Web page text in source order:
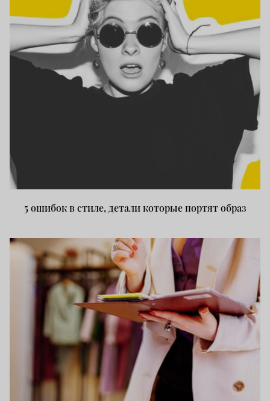
5 ошибок в стиле, детали которые портят образ